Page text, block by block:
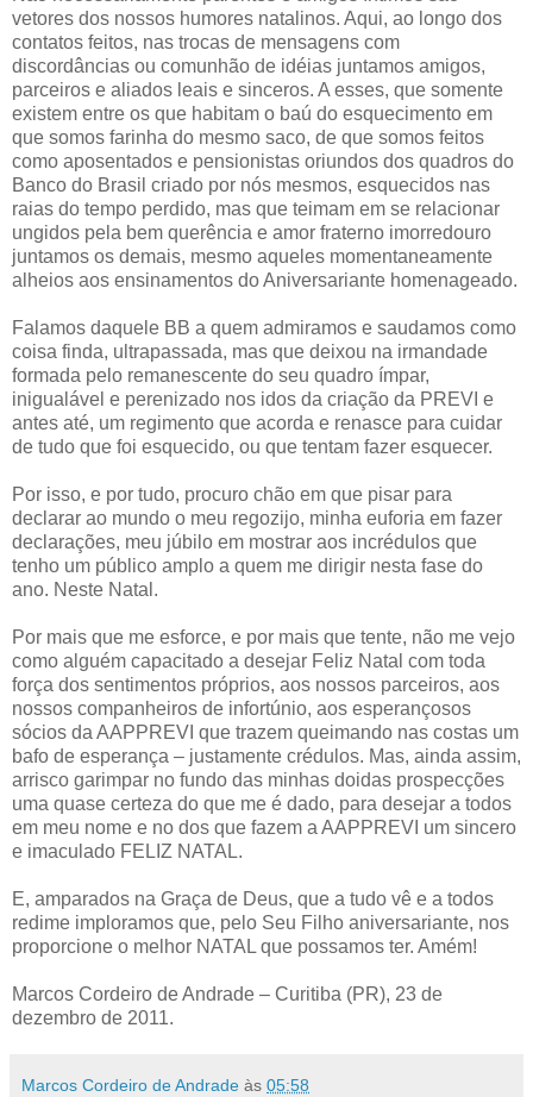
vetores dos nossos humores natalinos. Aqui, ao longo dos
contatos feitos, nas trocas de mensagens com
discordâncias ou comunhão de idéias juntamos amigos,
parceiros e aliados leais e sinceros. A esses, que somente
existem entre os que habitam o baú do esquecimento em
que somos farinha do mesmo saco, de que somos feitos
como aposentados e pensionistas oriundos dos quadros do
Banco do Brasil criado por nós mesmos, esquecidos nas
raias do tempo perdido, mas que teimam em se relacionar
ungidos pela bem querência e amor fraterno imorredouro
juntamos os demais, mesmo aqueles momentaneamente
alheios aos ensinamentos do Aniversariante homenageado.
Falamos daquele BB a quem admiramos e saudamos como
coisa finda, ultrapassada, mas que deixou na irmandade
formada pelo remanescente do seu quadro ímpar,
inigualável e perenizado nos idos da criação da PREVI e
antes até, um regimento que acorda e renasce para cuidar
de tudo que foi esquecido, ou que tentam fazer esquecer.
Por isso, e por tudo, procuro chão em que pisar para
declarar ao mundo o meu regozijo, minha euforia em fazer
declarações, meu júbilo em mostrar aos incrédulos que
tenho um público amplo a quem me dirigir nesta fase do
ano. Neste Natal.
Por mais que me esforce, e por mais que tente, não me vejo
como alguém capacitado a desejar Feliz Natal com toda
força dos sentimentos próprios, aos nossos parceiros, aos
nossos companheiros de infortúnio, aos esperançosos
sócios da AAPPREVI que trazem queimando nas costas um
bafo de esperança – justamente crédulos. Mas, ainda assim,
arrisco garimpar no fundo das minhas doidas prospecções
uma quase certeza do que me é dado, para desejar a todos
em meu nome e no dos que fazem a AAPPREVI um sincero
e imaculado FELIZ NATAL.
E, amparados na Graça de Deus, que a tudo vê e a todos
redime imploramos que, pelo Seu Filho aniversariante, nos
proporcione o melhor NATAL que possamos ter. Amém!
Marcos Cordeiro de Andrade – Curitiba (PR), 23 de
dezembro de 2011.
Marcos Cordeiro de Andrade às 05:58